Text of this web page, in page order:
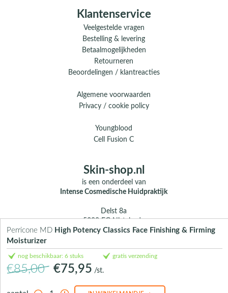
Perricone MD High Potency Classics Face Finishing & Firming
Moisturizer
nog beschikbaar: 6 stuks gratis verzending
€85,00 €75,95 /st.
Klantenservice
Veelgestelde vragen
Bestelling & levering
Betaalmogelijkheden
Retourneren
Beoordelingen / klantreacties
Algemene voorwaarden
Privacy / cookie policy
Youngblood
Cell Fusion C
Skin-shop.nl
is een onderdeel van
Intense Cosmedische Huidpraktijk
Delst 8a
5388 EG Nistelrode
T.0412 - 312 804
M.06 104 33 489 (WhatsApp)
Contact